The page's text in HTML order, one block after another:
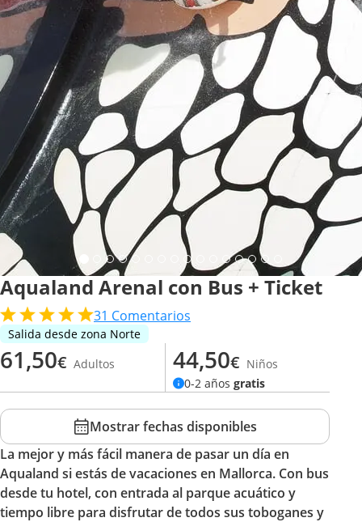
Aqualand Arenal con Bus + Ticket
31 Comentarios
Salida desde zona Norte
61,50€ Adultos 44,50€ Niños
0-2 años gratis
Mostrar fechas disponibles
La mejor y más fácil manera de pasar un día en
Aqualand si estás de vacaciones en Mallorca. Con bus
desde tu hotel, con entrada al parque acuático y
tiempo libre para disfrutar de todos sus toboganes y